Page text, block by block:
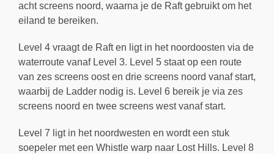
acht screens noord, waarna je de Raft gebruikt om het
eiland te bereiken.
Level 4 vraagt de Raft en ligt in het noordoosten via de
waterroute vanaf Level 3. Level 5 staat op een route
van zes screens oost en drie screens noord vanaf start,
waarbij de Ladder nodig is. Level 6 bereik je via zes
screens noord en twee screens west vanaf start.
Level 7 ligt in het noordwesten en wordt een stuk
soepeler met een Whistle warp naar Lost Hills. Level 8